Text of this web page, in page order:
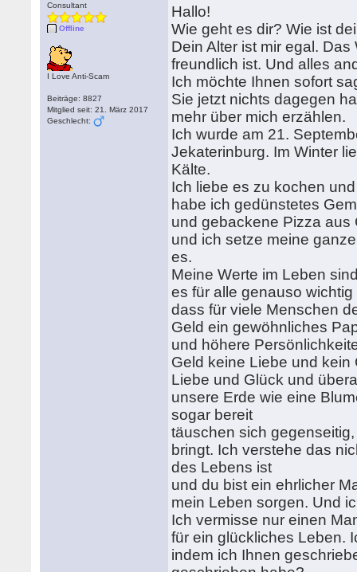
Consultant
Offline
I Love Anti-Scam
Beiträge: 8827
Mitglied seit: 21. März 2017
Geschlecht:
Hallo!
Wie geht es dir? Wie ist
Dein Alter ist mir egal.
freundlich ist. Und alles
Ich möchte Ihnen sofort
Sie jetzt nichts dagegen
mehr über mich erzählen.
Ich wurde am 21.
Jekaterinburg. Im Winter
Kälte.
Ich liebe es zu kochen
habe ich gedünstetes
und gebackene Pizza aus
und ich setze meine
es.
Meine Werte im Leben
es für alle genauso
dass für viele Menschen
Geld ein gewöhnliches
und höhere
Geld keine Liebe und kein
Liebe und Glück und
unsere Erde wie eine
sogar bereit
täuschen sich
bringt. Ich verstehe das
des Lebens ist
und du bist ein ehrlicher
mein Leben sorgen. Und
Ich vermisse nur einen
für ein glückliches Leben.
indem ich Ihnen